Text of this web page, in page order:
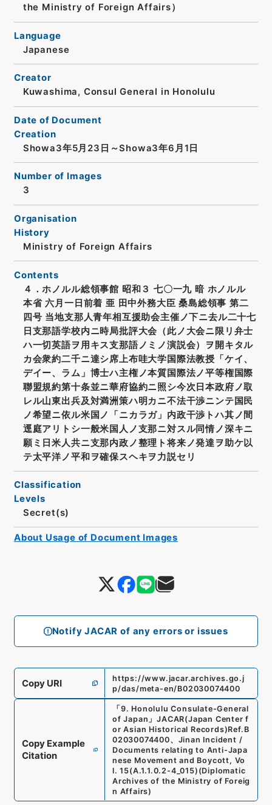
Notify JACAR of any errors or issues
the Ministry of Foreign Affairs）
Language
Japanese
Creator
Kuwashima, Consul General in Honolulu
Date of Document
Creation
Showa3年5月23日～Showa3年6月1日
Number of Images
3
Organisation
History
Ministry of Foreign Affairs
Contents
４．ホノルル総領事館 昭和３ 七〇一九 暗 ホノルル
本省 六月一日前着 亜 田中外務大臣 桑島総領事 第二
四号 当地支那人青年相互援助会主催ノ下ニ去ル二十七
日支那語学校内ニ時局批評大会（此ノ大会ニ限リ弁士
ハ一切英語ヲ用キス支那語ノミノ演説会）ヲ開キタル
カ会衆約二千ニ達シ席上布哇大学国際法教授「ケイ、
デイー、ラム」博士ハ主権ノ本質国際法ノ平等権国際
聯盟規約第十条並ニ華府協約ニ照シ今次日本政府ノ取
レル山東出兵及対満洲策ハ明カニ不法干渉ニンテ国民
ノ希望ニ依ル米国ノ「ニカラガ」内政干渉トハ其ノ間
逕庭アリトシ一般米国人ノ支那ニ対スル同情ノ深キニ
願ミ日米人共ニ支那内政ノ整理ト将来ノ発達ヲ助ケ以
テ太平洋ノ平和ヲ確保スヘキヲ力説セリ
Classification
Levels
Secret(s)
Copy URI
https://www.jacar.archives.go.j
p/das/meta-en/B02030074400
Copy Example
Citation
「9. Honolulu Consulate-General
of Japan 」JACAR(Japan Center f
or Asian Historical Records)Ref. B
02030074400、 Jinan Incident /
Documents relating to Anti-Japa
nese Movement and Boycott, Vo
l. 15(A.1.1.0.2-4_015) (Diplomatic
Archives of the Ministry of Foreig
n Affairs)
About Usage of Document Images